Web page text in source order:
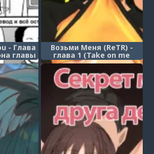
- Глава
главы
Возьми Меня (ReTR) -
глава 1 (Take on me
(ReTR) - chapter 1)